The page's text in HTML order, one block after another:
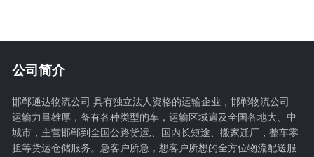
公司简介
邯郸通达物流公司 具有独立法人资格的运输企业，邯郸物流公司
运输力量雄厚，备有各种类型的车，运输区域遍及全国各地大、中
城市，主营邯郸到全国公路货运,、国内长短途、搬家迁厂，整车零
担等货运仓储服务。急客户所急，想客户所想的全方位物流配送服